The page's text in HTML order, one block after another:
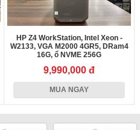
HP Z4 WorkStation, Intel Xeon -
W2133, VGA M2000 4GR5, DRam4
16G, ổ NVME 256G
9,990,000 đ
MUA NGAY